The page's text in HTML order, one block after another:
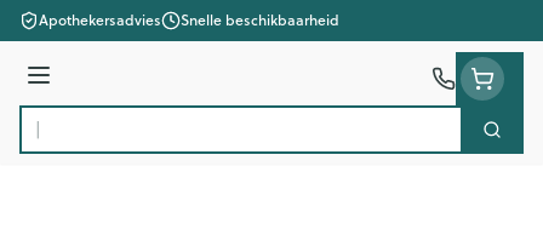
Ga naar de inhoud
Apothekersadvies Snelle beschikbaarheid
Menu
Product, merk, categorie...
Zoek